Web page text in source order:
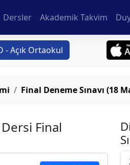
Dersler Akademik Takvim
- Açık Ortaokul
Final Deneme Sınavı (18
Final